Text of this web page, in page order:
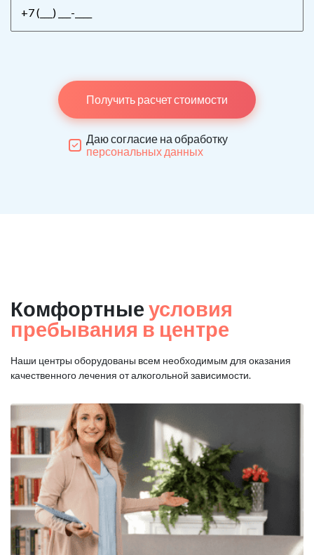
Получить расчет стоимости
Даю согласие на обработку
персональных данных
Комфортные условия
пребывания в центре
Наши центры оборудованы всем необходимым для оказания
качественного лечения от алкогольной зависимости.